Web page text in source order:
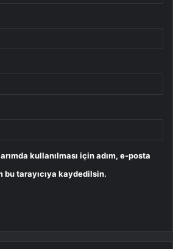
kullanılması için adım, e-posta
bu tarayıcıya kaydedilsin.